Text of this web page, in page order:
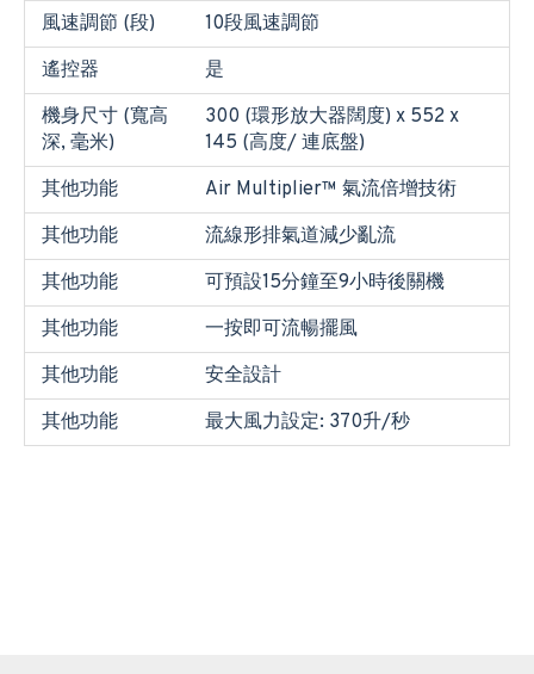
風速調節 (段)
10段風速調節
遙控器
是
機身尺寸 (寬高
深, 毫米)
300 (環形放大器闊度) x 552 x
145 (高度/ 連底盤)
其他功能
Air Multiplier™ 氣流倍增技術
其他功能
流線形排氣道減少亂流
其他功能
可預設15分鐘至9小時後關機
其他功能
一按即可流暢擺風
其他功能
安全設計
其他功能
最大風力設定: 370升/秒